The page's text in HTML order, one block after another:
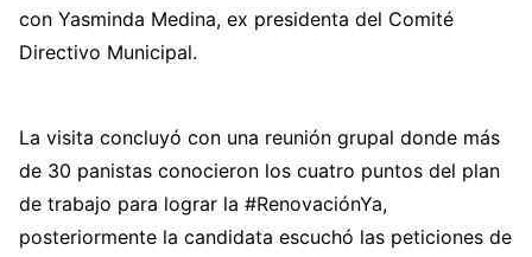
con Yasminda Medina, ex presidenta del Comité
Directivo Municipal.
La visita concluyó con una reunión grupal donde más
de 30 panistas conocieron los cuatro puntos del plan
de trabajo para lograr la #RenovaciónYa,
posteriormente la candidata escuchó las peticiones de